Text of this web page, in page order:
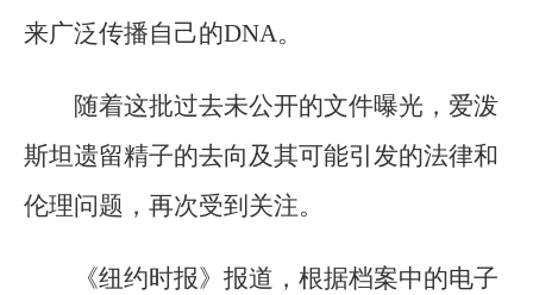
来广泛传播自己的DNA。
随着这批过去未公开的文件曝光，爱泼
斯坦遗留精子的去向及其可能引发的法律和
伦理问题，再次受到关注。
《纽约时报》报道，根据档案中的电子